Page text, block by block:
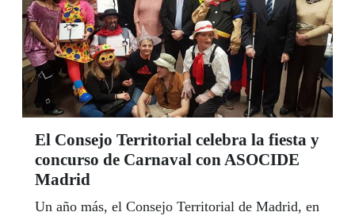
El Consejo Territorial celebra la fiesta y
concurso de Carnaval con ASOCIDE
Madrid
Un año más, el Consejo Territorial de Madrid, en